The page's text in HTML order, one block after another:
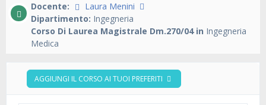
Docente:
Laura Menini
Dipartimento: Ingegneria
Corso Di Laurea Magistrale Dm.270/04 in Ingegneria
Medica
AGGIUNGI IL CORSO AI TUOI PREFERITI